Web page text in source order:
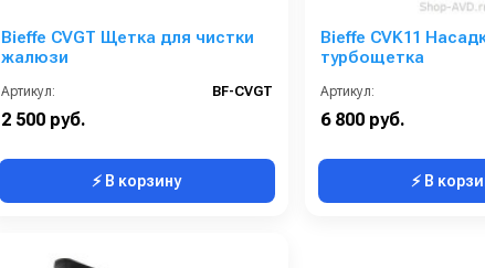
Bieffe CVGT Щетка для чистки
жалюзи
Артикул: BF-CVGT
2 500 руб.
⚡ В корзину
Bieffe CVK11
турбощетка
Артикул:
6 800 руб.
⚡ В